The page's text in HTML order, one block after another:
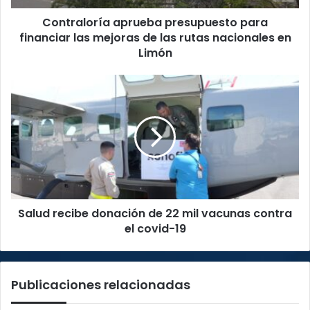
las
nacionales
Contraloría aprueba presupuesto para
financiar las mejoras de las rutas nacionales en
Limón
recibe
donación
de
22
mil
vacunas
contra
el
covid-
Salud recibe donación de 22 mil vacunas contra
el covid-19
Publicaciones relacionadas